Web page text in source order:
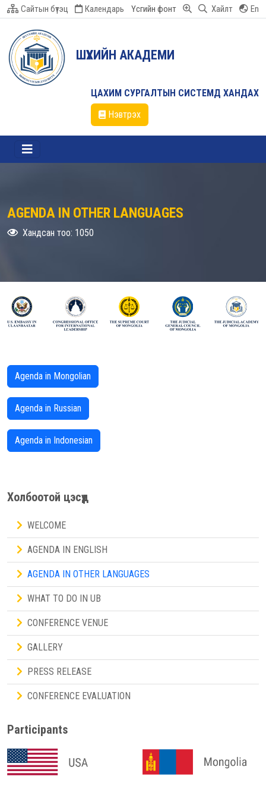
Сайтын бүтэц Календарь Үсгийн фонт Хайлт En
ШҮҮХИЙН АКАДЕМИ
ЦАХИМ СУРГАЛТЫН СИСТЕМД ХАНДАХ
Нэвтрэх
AGENDA IN OTHER LANGUAGES
Хандсан тоо: 1050
Agenda in Mongolian
Agenda in Russian
Agenda in Indonesian
Холбоотой цэсүүд
WELCOME
AGENDA IN ENGLISH
AGENDA IN OTHER LANGUAGES
WHAT TO DO IN UB
CONFERENCE VENUE
GALLERY
PRESS RELEASE
CONFERENCE EVALUATION
Participants